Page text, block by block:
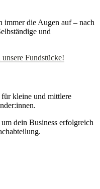
immer die Augen auf – nach
und
Fundstücke!
für kleine und mittlere
dein Business erfolgreich